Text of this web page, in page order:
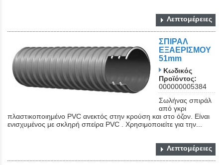
Close
Λεπτομέρειες
ΣΠΙΡΑΛ
ΕΞΑΕΡΙΣΜΟΥ
51mm
Κωδικός
Προϊόντος:
000000005384
Σωλήνας σπιράλ
από γκρι
πλαστικοποιημένο PVC ανεκτός στην κρούση και στο όζον. Είναι
ενισχυμένος με σκληρή σπείρα PVC . Χρησιμοποιείτε για την...
Λεπτομέρειες